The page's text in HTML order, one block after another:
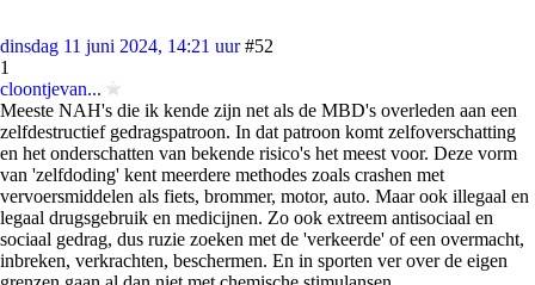
dinsdag 11 juni 2024, 14:21 uur #52
1
cloontjevan...
Meeste NAH's die ik kende zijn net als de MBD's overleden aan een
zelfdestructief gedragspatroon. In dat patroon komt zelfoverschatting
en het onderschatten van bekende risico's het meest voor. Deze vorm
van 'zelfdoding' kent meerdere methodes zoals crashen met
vervoersmiddelen als fiets, brommer, motor, auto. Maar ook illegaal en
legaal drugsgebruik en medicijnen. Zo ook extreem antisociaal en
sociaal gedrag, dus ruzie zoeken met de 'verkeerde' of een overmacht,
inbreken, verkrachten, beschermen. En in sporten ver over de eigen